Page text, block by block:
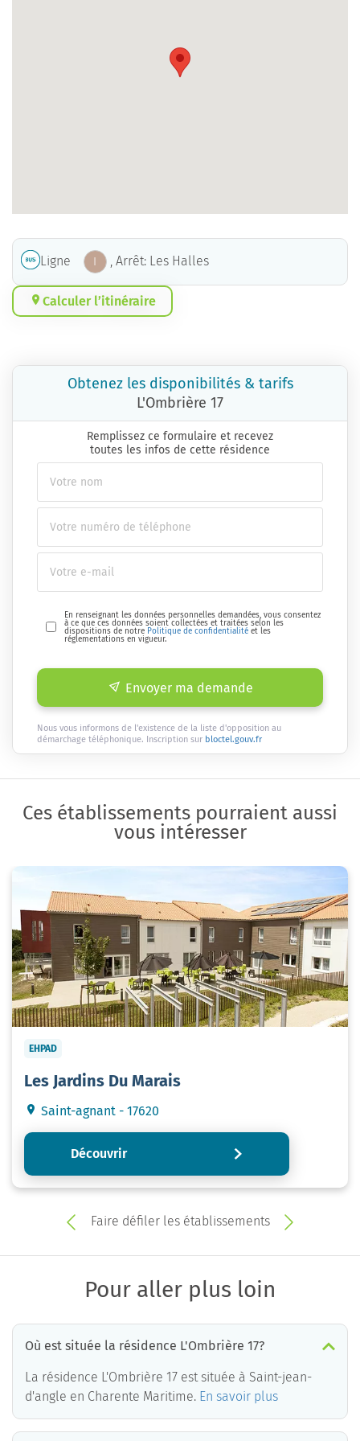
Ligne I , Arrêt: Les Halles
Calculer l’itinéraire
Obtenez les disponibilités & tarifs
L'Ombrière 17
Remplissez ce formulaire et recevez
toutes les infos de cette résidence
En renseignant les données personnelles demandées, vous consentez
à ce que ces données soient collectées et traitées selon les
dispositions de notre Politique de confidentialité et les
réglementations en vigueur.
Envoyer ma demande
Nous vous informons de l'existence de la liste d'opposition au
démarchage téléphonique. Inscription sur bloctel.gouv.fr
Ces établissements pourraient aussi
vous intéresser
EHPAD
Les Jardins Du Marais
Saint-agnant - 17620
Découvrir
Faire défiler les établissements
Pour aller plus loin
Où est située la résidence L'Ombrière 17?
La résidence L'Ombrière 17 est située à Saint-jean-
d'angle en Charente Maritime. En savoir plus